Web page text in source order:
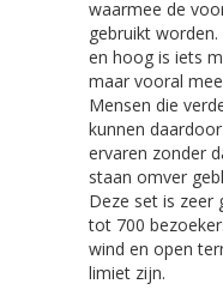
waarmee de
gebruikt
en hoog is iets
maar vooral
Mensen die
kunnen
ervaren zonder
staan omver
Deze set is zeer
tot 700
wind en open
limiet zijn.